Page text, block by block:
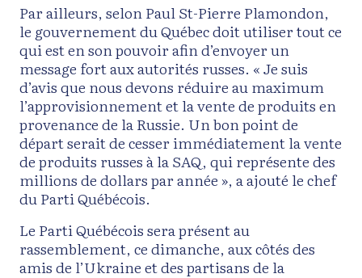
Par ailleurs, selon Paul St-Pierre Plamondon,
le gouvernement du Québec doit utiliser tout ce
qui est en son pouvoir afin d’envoyer un
message fort aux autorités russes. « Je suis
d’avis que nous devons réduire au maximum
l’approvisionnement et la vente de produits en
provenance de la Russie. Un bon point de
départ serait de cesser immédiatement la vente
de produits russes à la SAQ, qui représente des
millions de dollars par année », a ajouté le chef
du Parti Québécois.
Le Parti Québécois sera présent au
rassemblement, ce dimanche, aux côtés des
amis de l’Ukraine et des partisans de la